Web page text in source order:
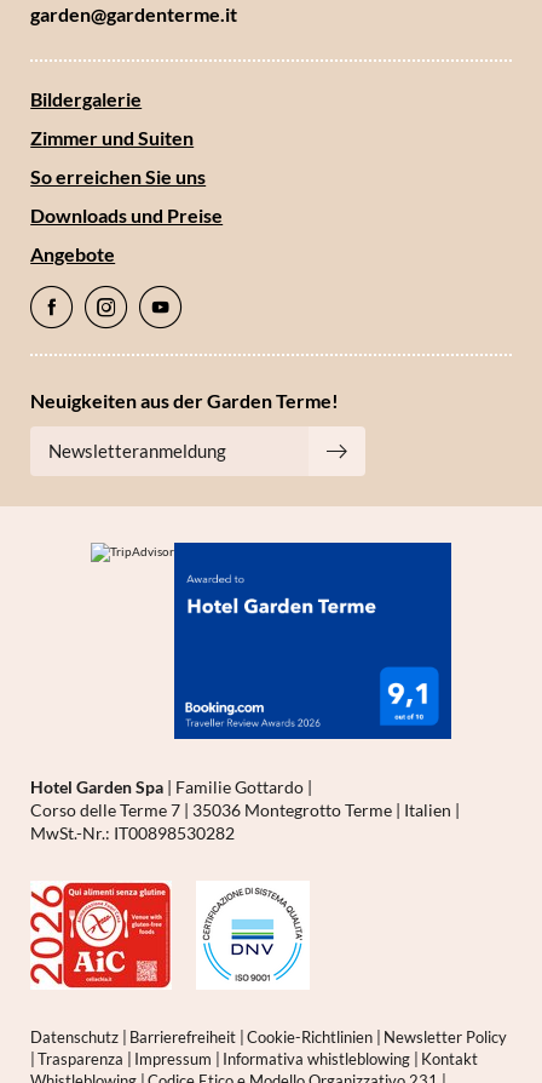
garden@gardenterme. it
Bildergalerie
Zimmer und Suiten
So erreichen Sie uns
Downloads und Preise
Angebote
Neuigkeiten aus der Garden Terme!
Newsletteranmeldung
Hotel Garden Spa | Familie Gottardo |
Corso delle Terme 7 | 35036 Montegrotto Terme | Italien |
MwSt.-Nr.: IT00898530282
Datenschutz Barrierefreiheit Cookie-Richtlinien
Newsletter Policy
Trasparenza Impressum Informativa whistleblowing
Kontakt